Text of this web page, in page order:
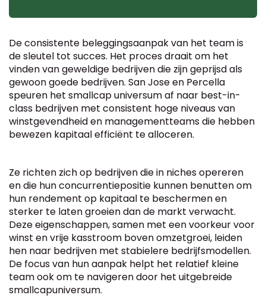
De consistente beleggingsaanpak van het team is
de sleutel tot succes. Het proces draait om het
vinden van geweldige bedrijven die zijn geprijsd als
gewoon goede bedrijven. San Jose en Percella
speuren het smallcap universum af naar best-in-
class bedrijven met consistent hoge niveaus van
winstgevendheid en managementteams die hebben
bewezen kapitaal efficiënt te alloceren.
Ze richten zich op bedrijven die in niches opereren
en die hun concurrentiepositie kunnen benutten om
hun rendement op kapitaal te beschermen en
sterker te laten groeien dan de markt verwacht.
Deze eigenschappen, samen met een voorkeur voor
winst en vrije kasstroom boven omzetgroei, leiden
hen naar bedrijven met stabielere bedrijfsmodellen.
De focus van hun aanpak helpt het relatief kleine
team ook om te navigeren door het uitgebreide
smallcapuniversum.